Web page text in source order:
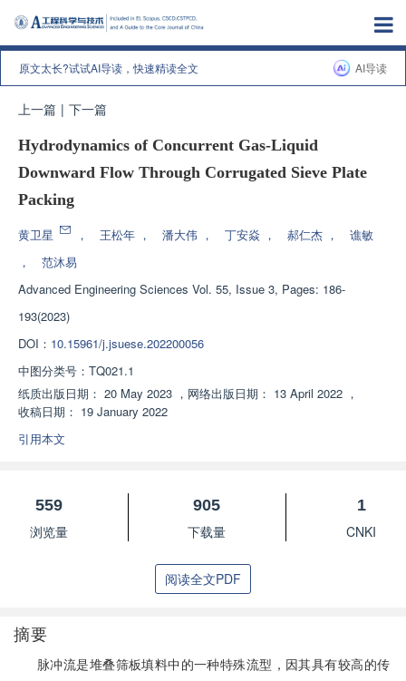
原文太长?试试AI导读，快速精读全文 AI导读
上一篇 | 下一篇
Hydrodynamics of Concurrent Gas-Liquid
Downward Flow Through Corrugated Sieve Plate
Packing
黄卫星 ， 王松年 ， 潘大伟 ， 丁安焱 ， 郝仁杰 ，
谯敏
，
范沐易
Advanced Engineering Sciences Vol. 55, Issue 3, Pages: 186-
193(2023)
DOI： 10.15961/j.jsuese.202200056
中图分类号： TQ021.1
纸质出版日期： 20 May 2023 ， 网络出版日期： 13 April 2022 ，
收稿日期： 19 January 2022
引用本文
559
浏览量
905
下载量
1
CNKI
阅读全文PDF
摘要
脉冲流是堆叠筛板填料中的一种特殊流型，因其具有较高的传